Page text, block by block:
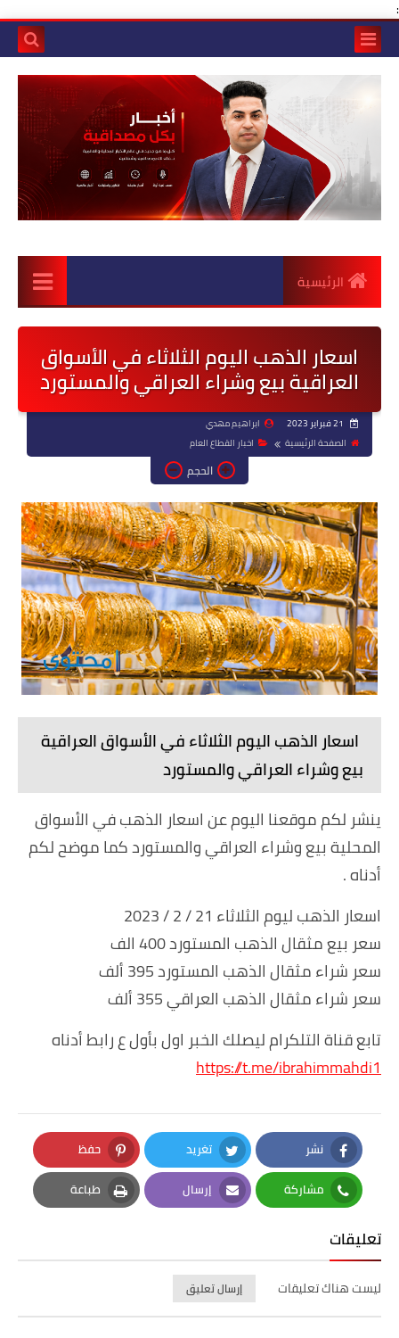
:
الرئيسية
اسعار الذهب اليوم الثلاثاء في الأسواق
العراقية بيع وشراء العراقي والمستورد
ابراهيم مهدي
الصفحة الرئيسية
اخبار القطاع العام
الحجم
اسعار الذهب اليوم الثلاثاء في الأسواق العراقية
بيع وشراء العراقي والمستورد
ينشر لكم موقعنا اليوم عن اسعار الذهب في الأسواق
المحلية بيع وشراء العراقي والمستورد كما موضح لكم
أدناه .
اسعار الذهب ليوم الثلاثاء 21 / 2 / 2023
سعر بيع مثقال الذهب المستورد 400 الف
سعر شراء مثقال الذهب المستورد 395 ألف
سعر شراء مثقال الذهب العراقي 355 ألف
تابع قناة التلكرام ليصلك الخبر اول بأول ع رابط أدناه
https://t.me/ibrahimmahdi1
نشر
Facebook
تغريد
Twitter
حفظ
Pinterest
مشاركة
Whatsapp
إرسال
Email
طباعة
Print
تعليقات
ليست هناك تعليقات إرسال تعليق